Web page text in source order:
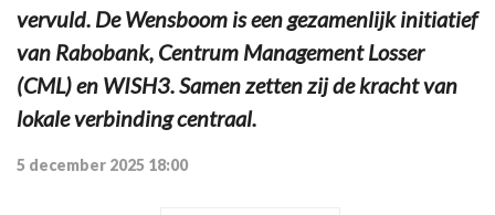
vervuld. De Wensboom is een gezamenlijk initiatief
van Rabobank, Centrum Management Losser
(CML) en WISH3. Samen zetten zij de kracht van
lokale verbinding centraal.
5 december 2025 18:00